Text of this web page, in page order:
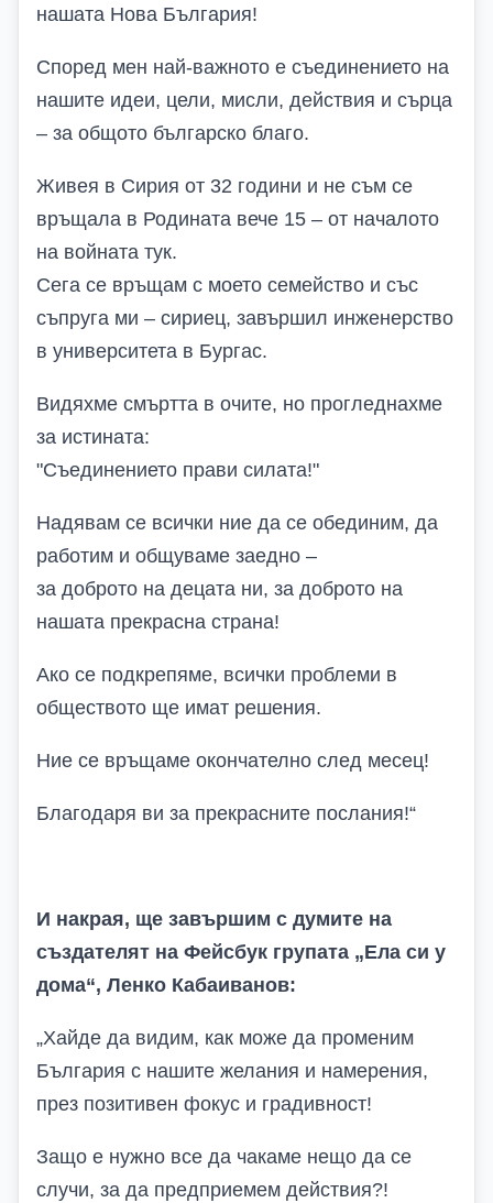
нашата Нова България!
Според мен най-важното е съединението на
нашите идеи, цели, мисли, действия и сърца
– за общото българско благо.
Живея в Сирия от 32 години и не съм се
връщала в Родината вече 15 – от началото
на войната тук.
Сега се връщам с моето семейство и със
съпруга ми – сириец, завършил инженерство
в университета в Бургас.
Видяхме смъртта в очите, но прогледнахме
за истината:
"Съединението прави силата!"
Надявам се всички ние да се обединим, да
работим и общуваме заедно –
за доброто на децата ни, за доброто на
нашата прекрасна страна!
Ако се подкрепяме, всички проблеми в
обществото ще имат решения.
Ние се връщаме окончателно след месец!
Благодаря ви за прекрасните послания!“
И накрая, ще завършим с думите на
създателят на Фейсбук групата „Ела си у
дома“, Ленко Кабаиванов:
„Хайде да видим, как може да променим
България с нашите желания и намерения,
през позитивен фокус и градивност!
Защо е нужно все да чакаме нещо да се
случи, за да предприемем действия?!